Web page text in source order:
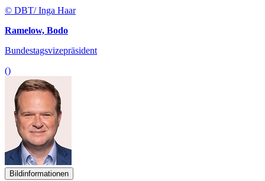
© DBT/ Inga Haar
Ramelow, Bodo
Bundestagsvizepräsident
()
Bildinformationen